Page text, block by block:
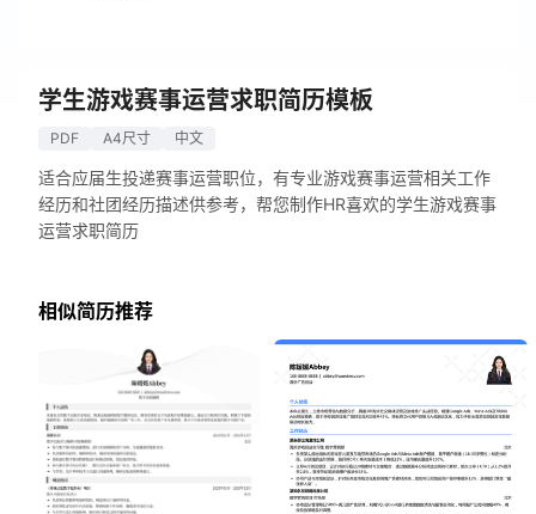
学生游戏赛事运营求职简历模板
PDF A4尺寸 中文
适合应届生投递赛事运营职位，有专业游戏赛事运营相关工作
经历和社团经历描述供参考，帮您制作HR喜欢的学生游戏赛事
运营求职简历
相似简历推荐